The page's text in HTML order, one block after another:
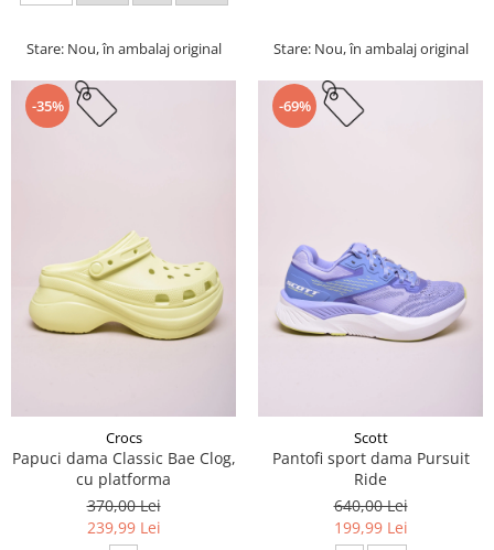
Stare: Nou, în ambalaj original Stare: Nou, în ambalaj original
-35%
Crocs
Papuci dama Classic Bae Clog,
cu platforma
370,00 Lei
239,99 Lei
-69%
Scott
Pantofi sport dama Pursuit
Ride
640,00 Lei
199,99 Lei